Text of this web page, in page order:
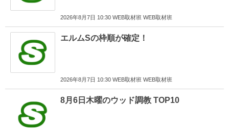
2026年8月7日 10:30 WEB取材班 WEB取材班
エルムSの枠順が確定！
2026年8月7日 10:30 WEB取材班 WEB取材班
8月6日木曜のウッド調教 TOP10